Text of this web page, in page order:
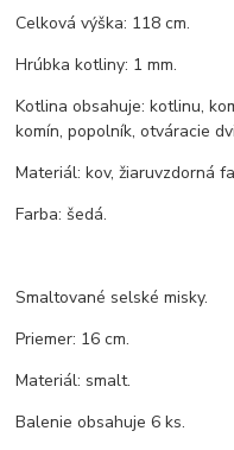
Celková výška: 118 cm.
Hrúbka kotliny: 1 mm.
Kotlina obsahuje: kotlinu,
komín, popolník, otváracie
Materiál: kov, žiaruvzdorná
Farba: šedá.
Smaltované selské misky.
Priemer: 16 cm.
Materiál: smalt.
Balenie obsahuje 6 ks.